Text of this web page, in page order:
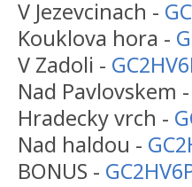
V Jezevcinach -
Kouklova hora -
V Zadoli -
Nad Pavlovskem -
Hradecky vrch -
Nad haldou -
BONUS -